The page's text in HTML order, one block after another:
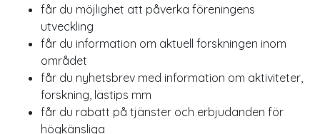
får du möjlighet att påverka föreningens
utveckling
får du information om aktuell forskningen inom
området
får du nyhetsbrev med information om aktiviteter,
forskning, lästips mm
får du rabatt på tjänster och erbjudanden för
högkänsliga